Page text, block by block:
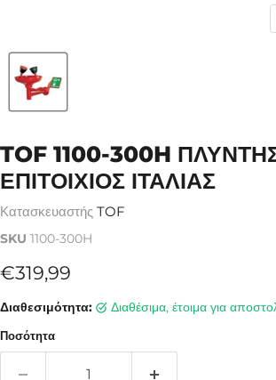
TOF 1100-300H
ΕΠΙΤΟΊΧΙΟΣ ΙΤΑΛΊΑΣ
Κατασκευαστής TOF
SKU 1100-300H
Τρέχουσα τιμή
€319,99
Διαθεσιμότητα: Διαθέσιμα, έτοιμα για
Ποσότητα